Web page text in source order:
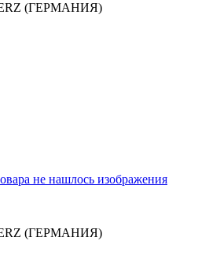
(ГЕРМАНИЯ)
(ГЕРМАНИЯ)